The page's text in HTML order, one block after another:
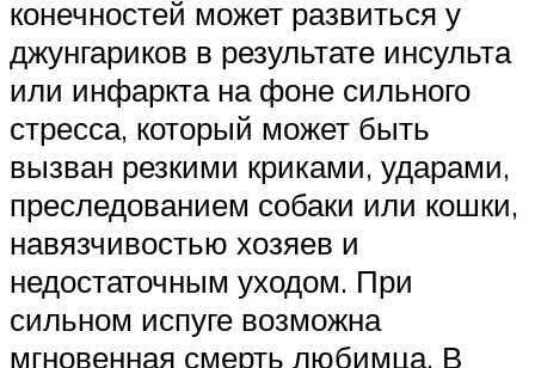
конечностей может развиться у
джунгариков в результате инсульта
или инфаркта на фоне сильного
стресса, который может быть
вызван резкими криками, ударами,
преследованием собаки или кошки,
навязчивостью хозяев и
недостаточным уходом. При
сильном испуге возможна
мгновенная смерть любимца. В